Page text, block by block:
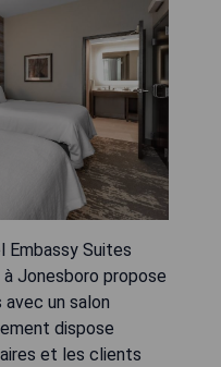
Embassy Suites
Jonesboro propose
un salon
dispose
et les clients